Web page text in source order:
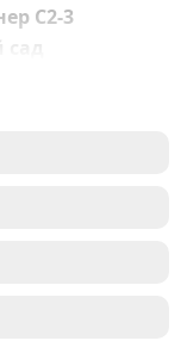
С2-3
и узкой
также